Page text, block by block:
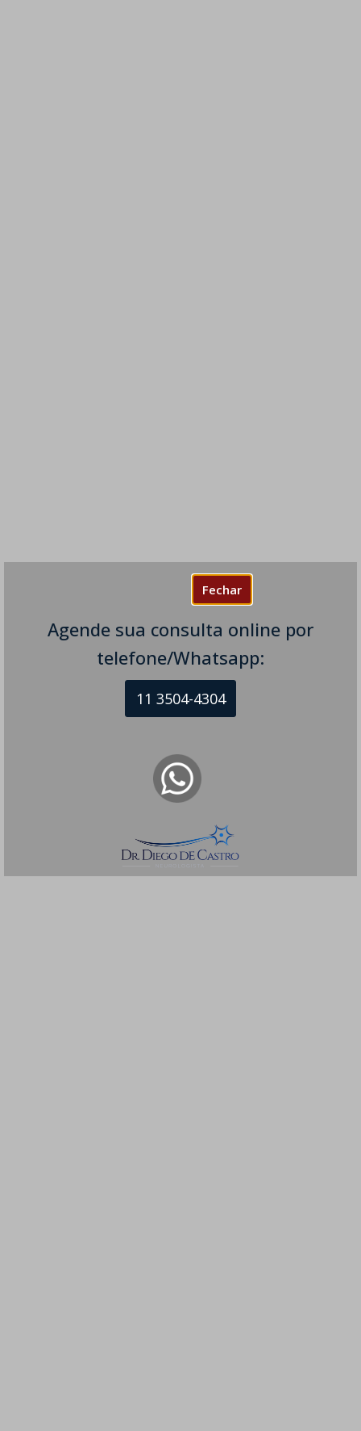
Fechar
Agende sua consulta online por
telefone/Whatsapp:
11 3504-4304